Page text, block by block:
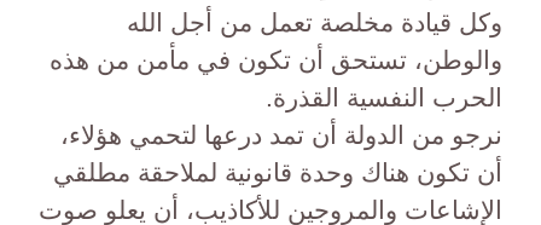
وكل قيادة مخلصة تعمل من أجل الله
والوطن، تستحق أن تكون في مأمن من هذه
الحرب النفسية القذرة.
نرجو من الدولة أن تمد درعها لتحمي هؤلاء،
أن تكون هناك وحدة قانونية لملاحقة مطلقي
الإشاعات والمروجين للأكاذيب، أن يعلو صوت